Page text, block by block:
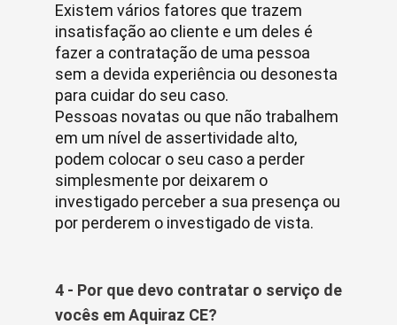
Existem vários fatores que trazem
insatisfação ao cliente e um deles é
fazer a contratação de uma pessoa
sem a devida experiência ou desonesta
para cuidar do seu caso.
Pessoas novatas ou que não trabalhem
em um nível de assertividade alto,
podem colocar o seu caso a perder
simplesmente por deixarem o
investigado perceber a sua presença ou
por perderem o investigado de vista.
4 - Por que devo contratar o serviço de
vocês em Aquiraz CE?